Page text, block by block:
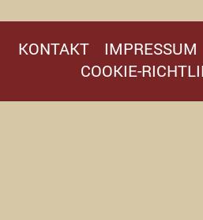
KONTAKT IMPRESSUM
COOKIE-